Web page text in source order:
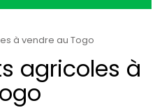
à vendre au Togo
agricoles à